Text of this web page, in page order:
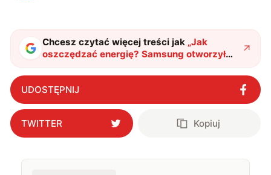
Chcesz czytać więcej treści jak „Jak
oszczędzać energię? Samsung otworzył
darmową strefę w Centrum Nauki
Kopernik"?
UDOSTĘPNIJ
TWITTER Kopiuj